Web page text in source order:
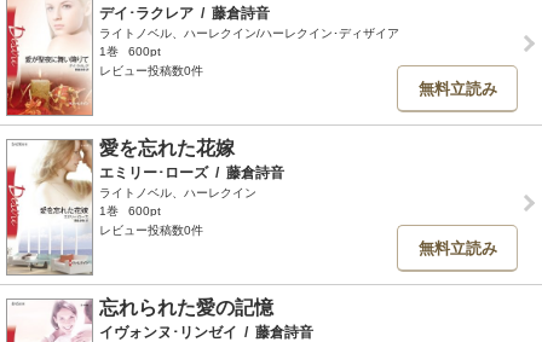
デイ･ラクレア / 藤倉詩音
ライトノベル、ハーレクイン/ハーレクイン･ディザイア
1巻
600pt
レビュー投稿数0件
無料立読み
愛を忘れた花嫁
エミリー･ローズ / 藤倉詩音
ライトノベル、ハーレクイン
1巻
600pt
レビュー投稿数0件
無料立読み
忘れられた愛の記憶
イヴォンヌ･リンゼイ / 藤倉詩音